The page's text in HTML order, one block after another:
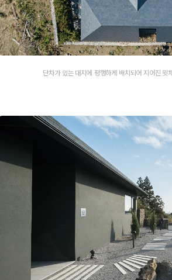
단차가 있는 대지에 평행하게 배치되어 지어진 윗